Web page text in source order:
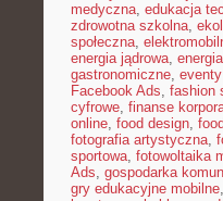
medyczna, edukacja
zdrowotna szkolna,
społeczna,
energia jądrowa,
gastronomiczne,
Facebook Ads, fashion
cyfrowe, finanse
online, food design,
fotografia artystyczna,
sportowa, fotowoltaika
Ads, gospodarka
gry edukacyjne mobilne,